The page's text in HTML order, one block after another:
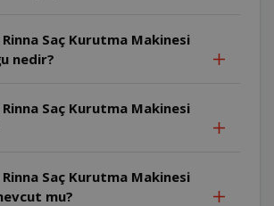
Rinna Saç Kurutma Makinesi
nedir?
Rinna Saç Kurutma Makinesi
Rinna Saç Kurutma Makinesi
mu?